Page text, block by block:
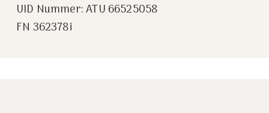
UID Nummer: ATU 66525058
FN 362378i